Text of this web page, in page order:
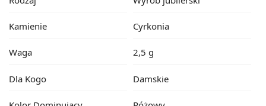
Kamienie Cyrkonia
Waga 2,5 g
Dla Kogo Damskie